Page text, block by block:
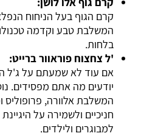
קרם הגוף בעל הניחוח
המשלבת טבע וקדמה
בלחות.
'ל צחצוח פוראוור ברייט:
אם עוד לא שמעתם על ג'ל
יודעים מה אתם מפסידים.
המשלבת אלוורה, פרופוליס
חניכיים ולשמירה על
למבוגרים ולילדים.